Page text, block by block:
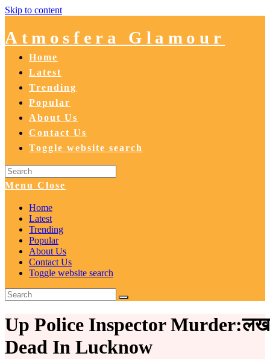
Skip to content
Atmosfera Glamour
Home
Latest
Trending
Popular
About Us
Contact Us
Toggle website search
Menu Close
Home
Latest
Trending
Popular
About Us
Contact Us
Toggle website search
Up Police Inspector
Dead In Lucknow